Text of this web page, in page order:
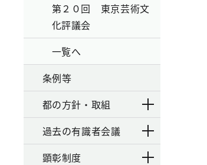
第２０回 東京芸術文
化評議会
一覧へ
条例等
都の方針・取組
過去の有識者会議
顕彰制度